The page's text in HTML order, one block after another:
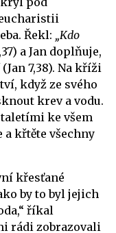
Řekl: „Kdo
a Jan doplňuje,
(Jan 7,38). Na kříži
když ze svého
krev a vodu.
ke všem
a křtěte všechny
křesťané
by to byl jejich
říkal
rádi zobrazovali